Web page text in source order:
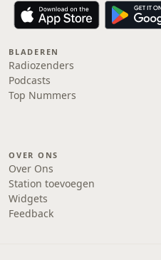
BLADEREN
Radiozenders
Podcasts
Top Nummers
OVER ONS
Over Ons
Station toevoegen
Widgets
Feedback